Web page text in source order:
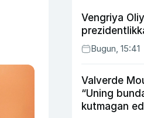
Vengriya
Bugun, 15:41
Valverde
“Uning
kutmagan